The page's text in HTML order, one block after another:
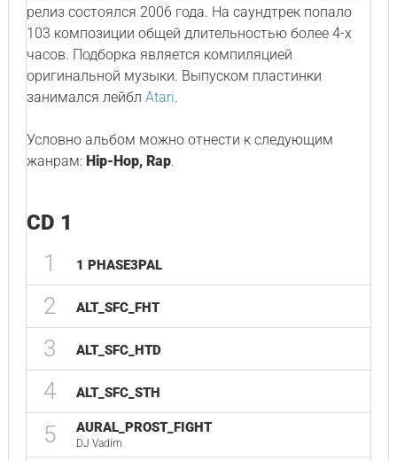
релиз состоялся 2006 года. На саундтрек попало
103 композиции общей длительностью более 4-х
часов. Подборка является компиляцией
оригинальной музыки. Выпуском пластинки
занимался лейбл Atari.
Условно альбом можно отнести к следующим
жанрам: Hip-Hop, Rap.
CD 1
1 1 PHASE3PAL
2 ALT_SFC_FHT
3 ALT_SFC_HTD
4 ALT_SFC_STH
5 AURAL_PROST_FIGHT
DJ Vadim